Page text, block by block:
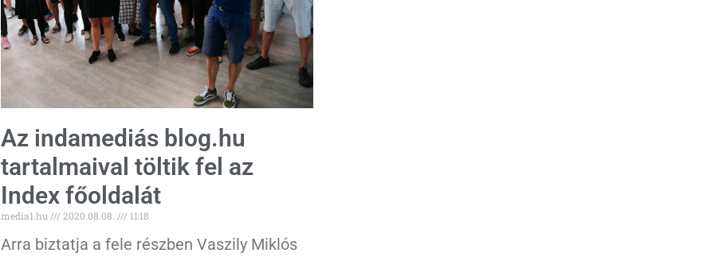
Az indamediás blog.hu
tartalmaival töltik fel az
Index főoldalát
media1.hu 2020.08.08. 11:18
Arra biztatja a fele részben Vaszily Miklós